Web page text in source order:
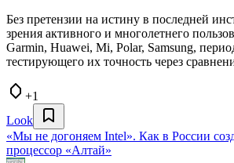
Без претензии на истину в последней
зрения активного и многолетнего
Garmin, Huawei, Mi, Polar, Samsung,
тестирующего их точность через
+1
Look
«Мы не догоняем Intel». Как в России
процессор «Алтай»